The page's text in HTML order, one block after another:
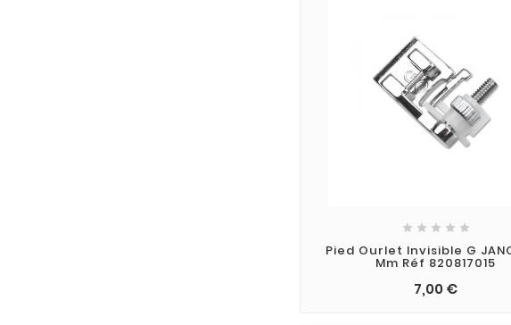
    
Pied Ourlet Invisible G
Mm Réf 820817015
7,00 €